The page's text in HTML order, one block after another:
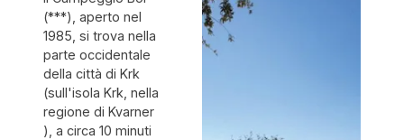
aus und
immer sehr
sauber . Das
Restaurant
(***), aperto nel
1985, si trova nella
parte occidentale
della città di Krk
(sull'isola Krk, nella
regione di Kvarner
), a circa 10 minuti